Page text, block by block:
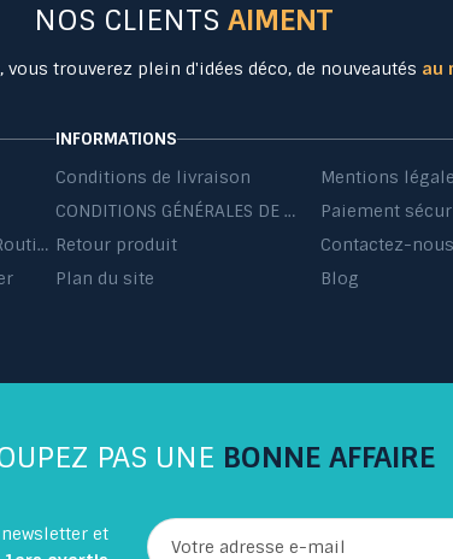
NOS CLIENTS AIMENT
vous trouverez plein d'idées déco, de nouveautés au
Equipement Sécurité Routière
INFORMATIONS
Conditions de livraison
Mentions
CONDITIONS GÉNÉRALES DE VENTE ET DE PRESTATIONS DE SERVICES
Paiement
Retour produit
Contactez-nous
Plan du site
Blog
PAS UNE BONNE AFFAIRE
et